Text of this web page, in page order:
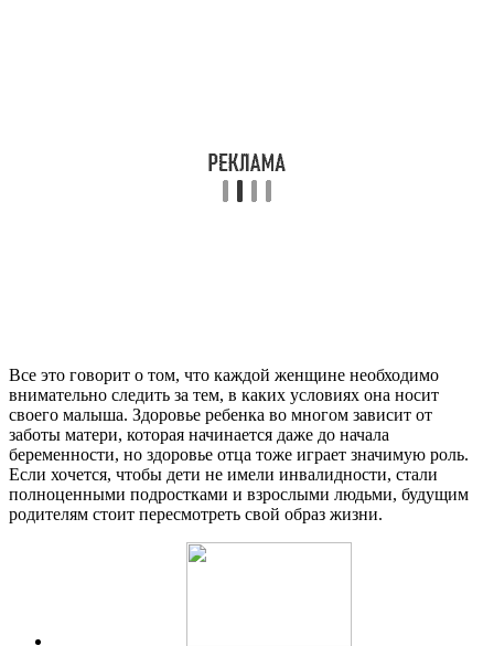
Все это говорит о том, что каждой женщине необходимо
внимательно следить за тем, в каких условиях она носит
своего малыша. Здоровье ребенка во многом зависит от
заботы матери, которая начинается даже до начала
беременности, но здоровье отца тоже играет значимую роль.
Если хочется, чтобы дети не имели инвалидности, стали
полноценными подростками и взрослыми людьми, будущим
родителям стоит пересмотреть свой образ жизни.